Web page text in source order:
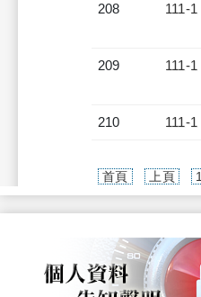
208 111-1
209 111-1
210 111-1
首頁 上頁 1